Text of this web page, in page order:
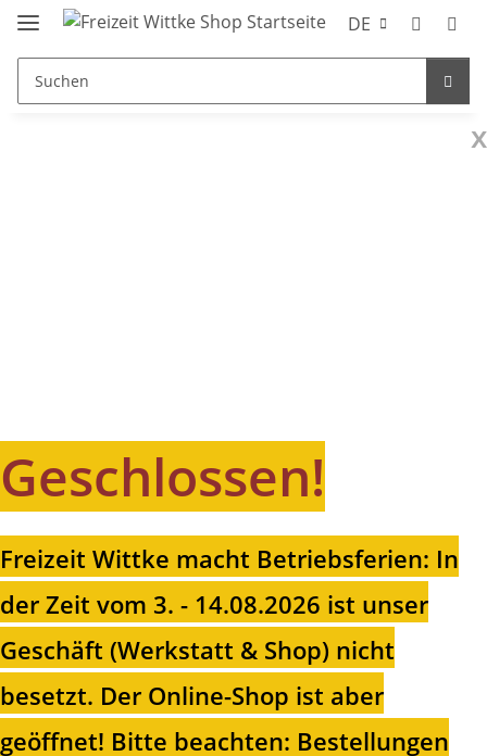
DE
x
Geschlossen!
Freizeit Wittke macht Betriebsferien: In
der Zeit vom 3. - 14.08.2026 ist unser
Geschäft (Werkstatt & Shop) nicht
besetzt. Der Online-Shop ist aber
geöffnet! Bitte beachten: Bestellungen